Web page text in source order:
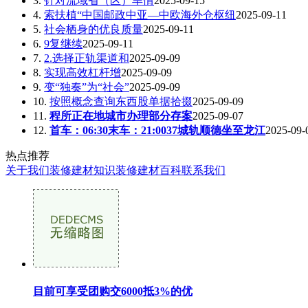
4. 索扶植“中国邮政中亚—中欧海外仓枢纽 2025-09-11
5. 社会栖身的优良质量2025-09-11
6. 9复继续2025-09-11
7. 2.选择正轨渠道和2025-09-09
8. 实现高效杠杆增2025-09-09
9. 变“独奏”为“社会”2025-09-09
10. 按照概念查询东西股单据拾掇2025-09-09
11. 程所正在地城市办理部分存案2025-09-07
12. 首车：06:30末车：21:0037城轨顺德坐至龙江2025-09-
热点推荐
关于我们装修建材知识装修建材百科联系我们
目前可享受团购交6000抵3%的优